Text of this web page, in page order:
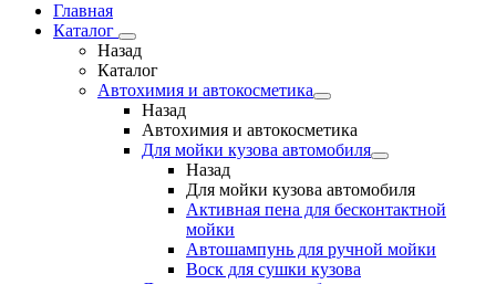
Главная
Каталог
Назад
Каталог
Автохимия и автокосметика
Назад
Автохимия и автокосметика
Для мойки кузова автомобиля
Назад
Для мойки кузова автомобиля
Активная пена для бесконтактной
мойки
Автошампунь для ручной мойки
Воск для сушки кузова